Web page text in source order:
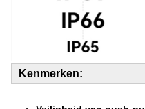
Kenmerken: